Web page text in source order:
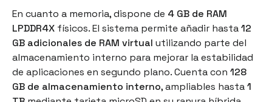
En cuanto a memoria, dispone de 4 GB de RAM
LPDDR4X físicos. El sistema permite añadir hasta12
GB adicionales de RAM virtual utilizando parte del
almacenamiento interno para mejorar la estabilidad
de aplicaciones en segundo plano. Cuenta con 128
GB de almacenamiento interno, ampliables hasta1